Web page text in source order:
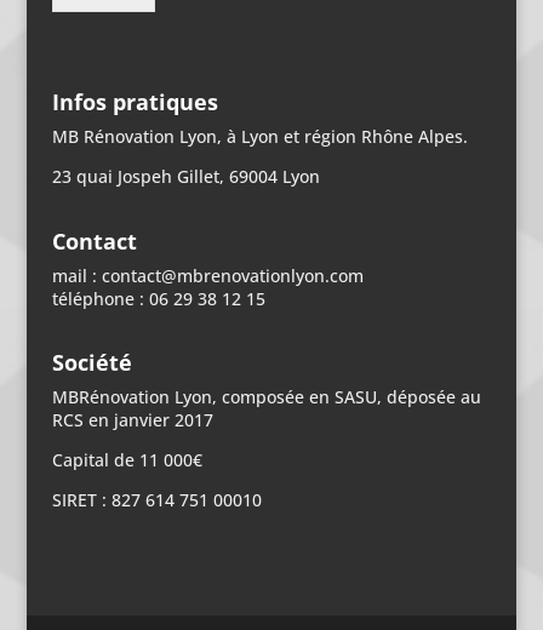
Infos pratiques
MB Rénovation Lyon, à Lyon et région Rhône Alpes.
23 quai Jospeh Gillet, 69004 Lyon
Contact
mail : contact@mbrenovationlyon.com
téléphone : 06 29 38 12 15
Société
MBRénovation Lyon, composée en SASU, déposée au
RCS en janvier 2017
Capital de 11 000€
SIRET : 827 614 751 00010